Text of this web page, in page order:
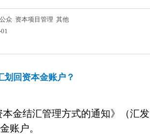
众 资本项目管理 其他
回资本金账户？
金结汇管理方式的通知》（汇发
账户。